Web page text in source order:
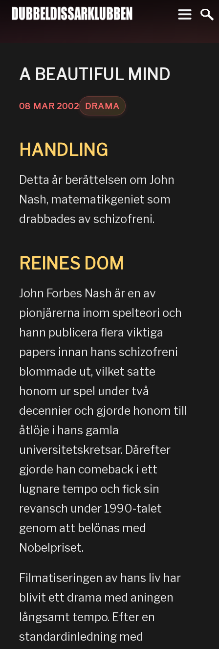
A BEAUTIFUL MIND
08 MAR 2002 DRAMA
HANDLING
Detta är berättelsen om John
Nash, matematikgeniet som
drabbades av schizofreni.
REINES DOM
John Forbes Nash är en av
pionjärerna inom spelteori och
hann publicera flera viktiga
papers innan hans schizofreni
blommade ut, vilket satte
honom ur spel under två
decennier och gjorde honom till
åtlöje i hans gamla
universitetskretsar. Därefter
gjorde han comeback i ett
lugnare tempo och fick sin
revansch under 1990-talet
genom att belönas med
Nobelpriset.
Filmatiseringen av hans liv har
blivit ett drama med aningen
långsamt tempo. Efter en
standardinledning med